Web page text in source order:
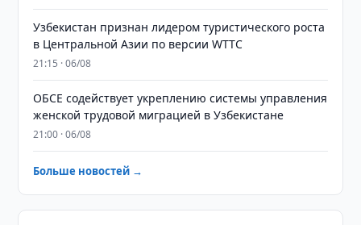
Узбекистан признан лидером туристического роста
в Центральной Азии по версии WTTC
21:15 · 06/08
ОБСЕ содействует укреплению системы управления
женской трудовой миграцией в Узбекистане
21:00 · 06/08
Больше новостей →